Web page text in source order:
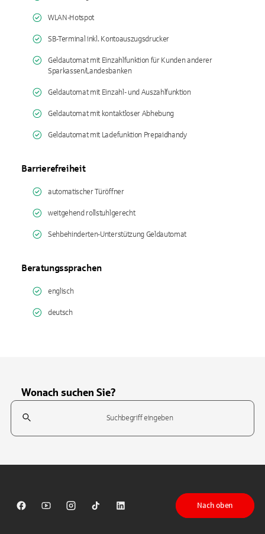
WLAN-Hotspot
SB-Terminal inkl. Kontoauszugsdrucker
Geldautomat mit Einzahlfunktion für Kunden anderer
Sparkassen/Landesbanken
Geldautomat mit Einzahl- und Auszahlfunktion
Geldautomat mit kontaktloser Abhebung
Geldautomat mit Ladefunktion Prepaidhandy
Barrierefreiheit
automatischer Türöffner
weitgehend rollstuhlgerecht
Sehbehinderten-Unterstützung Geldautomat
Beratungssprachen
englisch
deutsch
Wonach suchen Sie?
Suchfeld
Sparkasse auf Facebook
Sparkasse auf Youtube
Sparkasse auf Instagram
Sparkasse auf TikTok
Sparkasse auf LinkedIn
Nach oben